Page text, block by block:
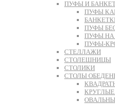
ПУФЫ И
ПУФЫ
ПУФЫ
ПУФЫ
ПУФЫ-
СТЕЛЛАЖИ
СТОЛЕШНИЦЫ
СТОЛИКИ
СТОЛЫ